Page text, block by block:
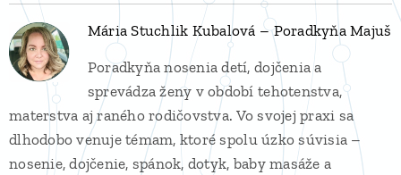
Mária Stuchlik Kubalová – Poradkyňa Majuš
Poradkyňa nosenia detí, dojčenia a
sprevádza ženy v období tehotenstva,
materstva aj raného rodičovstva. Vo svojej praxi sa
dlhodobo venuje témam, ktoré spolu úzko súvisia –
nosenie, dojčenie, spánok, dotyk, baby masáže a